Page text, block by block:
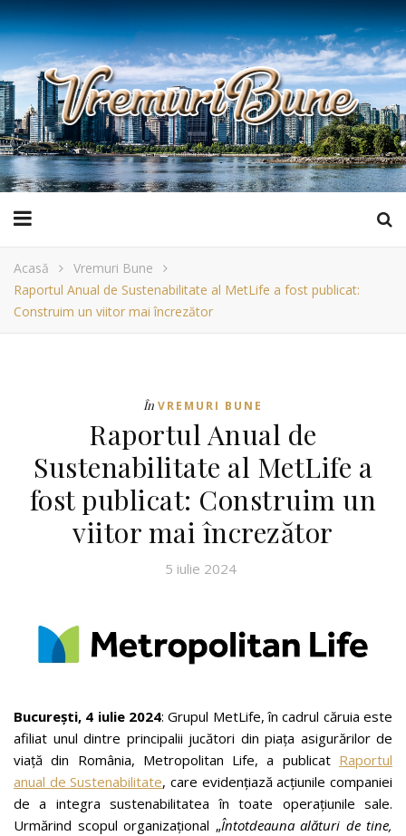
Acasă
Vremuri Bune
Raportul Anual de Sustenabilitate al MetLife a fost publicat:
Construim un viitor mai încrezător
În VREMURI BUNE
Raportul Anual de
Sustenabilitate al MetLife a
fost publicat: Construim un
viitor mai încrezător
5 iulie 2024
București, 4 iulie 2024: Grupul MetLife, în cadrul căruia este
afiliat unul dintre principalii jucători din piața asigurărilor de
viață din România, Metropolitan Life, a publicat Raportul
anual de Sustenabilitate, care evidențiază acțiunile companiei
de a integra sustenabilitatea în toate operațiunile sale.
Urmărind scopul organizațional „Întotdeauna alături de tine,